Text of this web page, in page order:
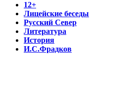
12+
Лицейские беседы
Русский Север
Литература
История
И.С.Фрадков